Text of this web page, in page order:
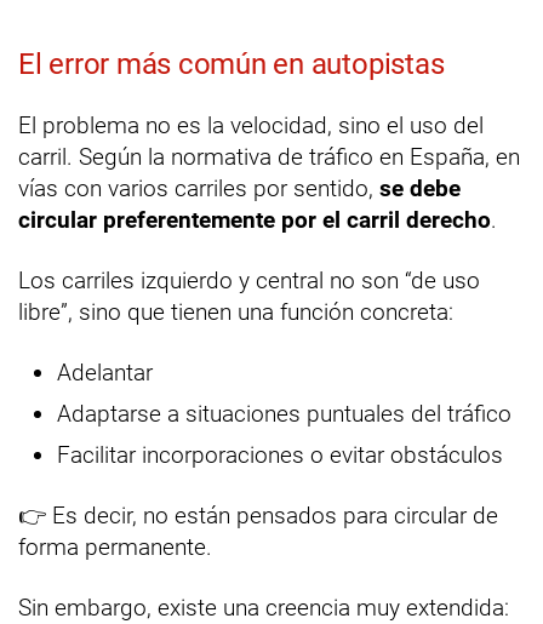
El error más común en autopistas
El problema no es la velocidad, sino el uso del
carril. Según la normativa de tráfico en España, en
vías con varios carriles por sentido, se debe
circular preferentemente por el carril derecho.
Los carriles izquierdo y central no son “de uso
libre”, sino que tienen una función concreta:
Adelantar
Adaptarse a situaciones puntuales del tráfico
Facilitar incorporaciones o evitar obstáculos
👉 Es decir, no están pensados para circular de
forma permanente.
Sin embargo, existe una creencia muy extendida: